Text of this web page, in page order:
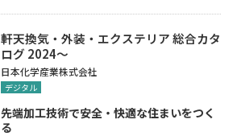
たい空間で効力を発揮します。 ※アウトイ
ンフレーム構造 天井裏の空調設備や梁を避
けデザイン天井を実現でき、フルカスタム
サイズで対応可能。躯体と光拡散板が融合
したシンプルで強靭な天井仕上げが実現で
きます。
軒天換気・外装・エクステリア 総合カタ
ログ 2024～
日本化学産業株式会社
デジタル
先端加工技術で安全・快適な住まいをつく
る